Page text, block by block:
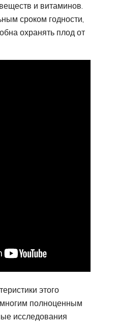
и витаминов.
сроком годности,
охранять плод от
этого
полноценным
исследования